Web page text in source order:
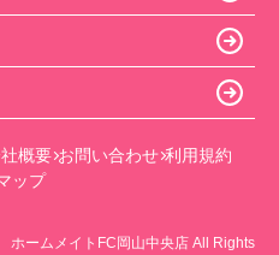
概要 お問い合わせ 利用規約
ップ
ームメイトFC岡山中央店 All Rights